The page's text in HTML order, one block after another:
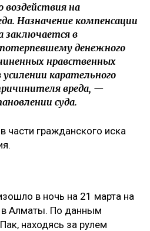
воздействия на
Назначение компенсации
заключается в
денежного
нравственных
карательного
вреда, —
суда.
части гражданского иска
в ночь на 21 марта на
в Алматы. По данным
находясь за рулем